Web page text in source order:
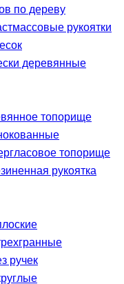
по дереву
рукоятки
деревянные
топорище
топорище
рукоятка
ручек